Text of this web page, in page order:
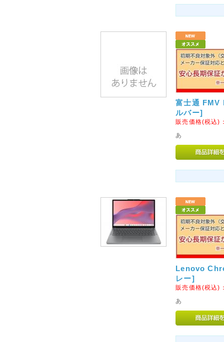
お届けの地域別に新たに設定
大変恐縮ではございますが、
2014年03月19日
<重要>Dyson Hot + Cool(
製品自主回収および製品改
発生したため、ユーザーの皆
◇初期不良対象外メーカー
9月1日より、マイクロソフト
なります。
当店での交換やご返金、修理等
注意くださいませ。
初期不良を含め商品に不具合
サポートセンターへご連絡をお
5月8日より、毎週日曜を定休
富士通 FMV
ルバー]
販売価格(税込)
あ
Lenovo
レー]
販売価格(税込)
あ